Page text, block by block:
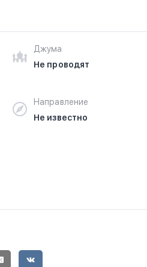
Джума
Не проводят
Направление
Не известно